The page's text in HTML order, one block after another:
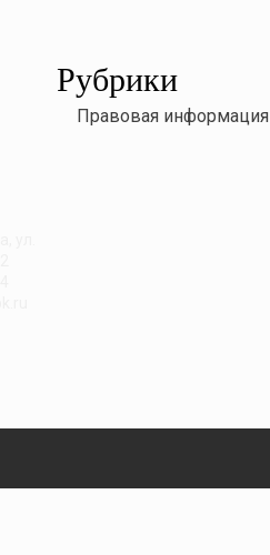
Рубрики
Правовая информация